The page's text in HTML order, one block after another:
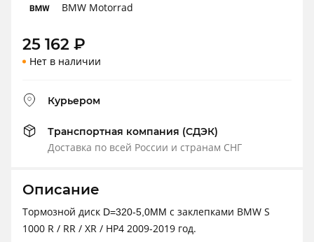
BMW Motorrad
25 162 ₽
Нет в наличии
Курьером
Транспортная компания (СДЭК)
Доставка по всей России и странам СНГ
Описание
Тормозной диск D=320-5,0MM с заклепками BMW S
1000 R / RR / XR / HP4 2009-2019 год.